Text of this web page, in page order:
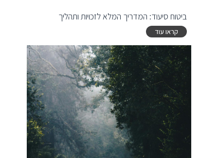
ביטוח סיעוד: המדריך המלא לזכויות ותהליך
קראו עוד